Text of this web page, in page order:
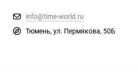
info@time-world.ru
Тюмень, ул. Пермякова, 50Б